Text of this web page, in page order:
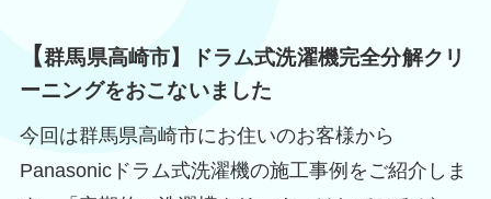
【群馬県高崎市】ドラム式洗濯機完全分解クリ
ーニングをおこないました
今回は群馬県高崎市にお住いのお客様から
Panasonicドラム式洗濯機の施工事例をご紹介しま